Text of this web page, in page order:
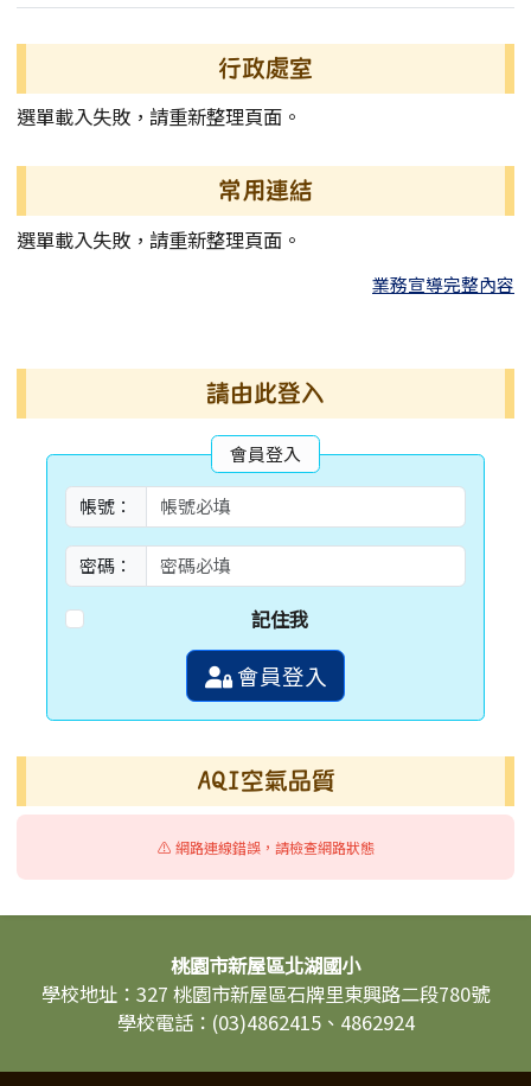
行政處室
選單載入失敗，請重新整理頁面。
常用連結
選單載入失敗，請重新整理頁面。
業務宣導完整內容
請由此登入
會員登入
帳號：
密碼：
記住我
會員登入
AQI空氣品質
⚠️ 網路連線錯誤，請檢查網路狀態
頁尾區域內容桃園市新屋區北湖國小
學校地址：327 桃園市新屋區石牌里東興路二段780號
學校電話：(03)4862415、4862924